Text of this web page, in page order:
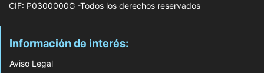
CIF: P0300000G -Todos los derechos reservados
Información de interés:
Aviso Legal